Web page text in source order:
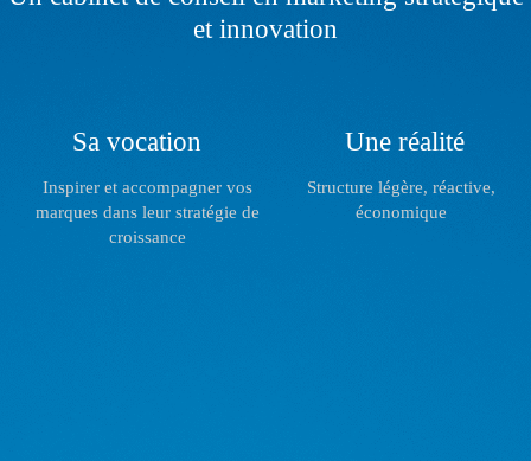
et innovation
Sa vocation
Inspirer et accompagner vos
marques dans leur stratégie de
croissance
Une réalité
Structure légère, réactive,
économique